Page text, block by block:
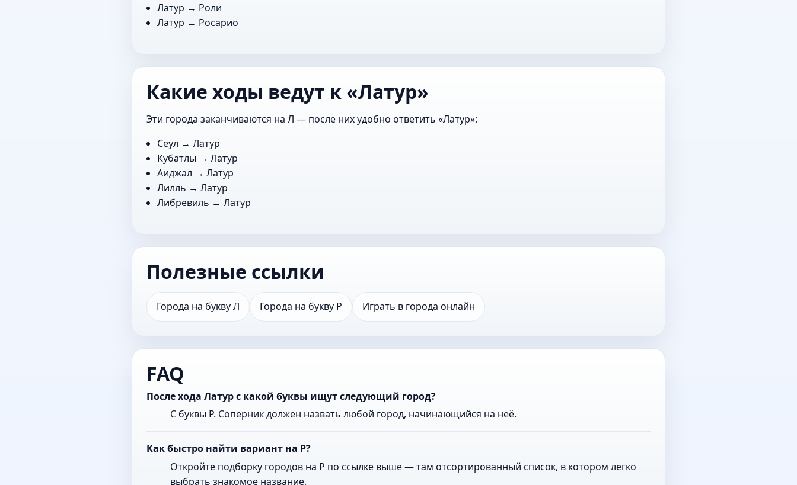
Латур → Роли
Латур → Росарио
Какие ходы ведут к «Латур»
Эти города заканчиваются на Л — после них удобно ответить «Латур»:
Сеул → Латур
Кубатлы → Латур
Аиджал → Латур
Лилль → Латур
Либревиль → Латур
Полезные ссылки
Города на букву Л Города на букву Р Играть в города онлайн
FAQ
После хода Латур с какой буквы ищут следующий город?
С буквы Р. Соперник должен назвать любой город, начинающийся на неё.
Как быстро найти вариант на Р?
Откройте подборку городов на Р по ссылке выше — там отсортированный список, в котором легко
выбрать знакомое название.